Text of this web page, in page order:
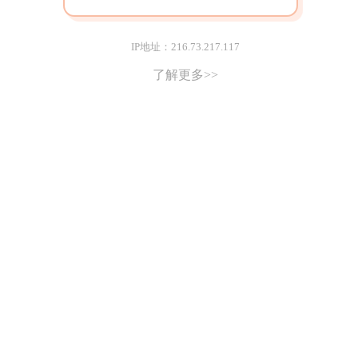
IP地址：216.73.217.117
了解更多>>